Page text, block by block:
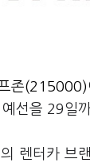
존(215000)
선을 29일
의 렌터카 브